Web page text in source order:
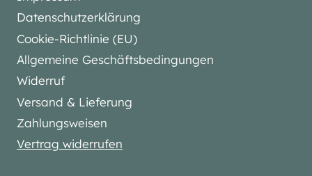
Datenschutzerklärung
Cookie-Richtlinie (EU)
Allgemeine Geschäftsbedingungen
Widerruf
Versand & Lieferung
Zahlungsweisen
Vertrag widerrufen